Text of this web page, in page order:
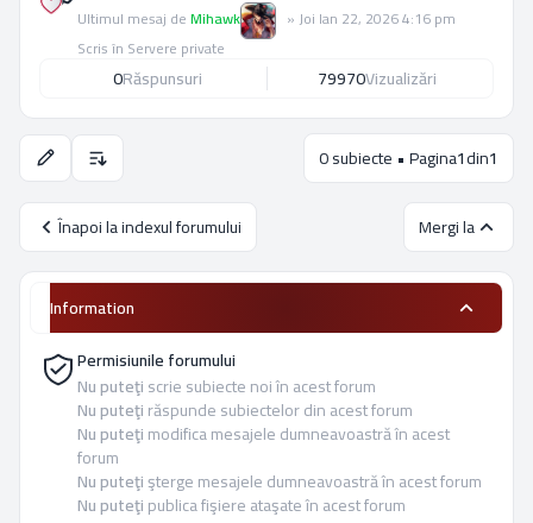
Ultimul mesaj deMihawk » Joi Ian 22, 2026 4:16 pm
Scris în Servere private
0Răspunsuri 79970Vizualizări
Opţiuni de sortare şi afişare. 0 subiecte • Pagina1din1
Înapoi la indexul forumului Mergi la
Information
Permisiunile forumului
Nu puteţiscrie subiecte noi în acest forum
Nu puteţirăspunde subiectelor din acest forum
Nu puteţimodifica mesajele dumneavoastră în acest
forum
Nu puteţişterge mesajele dumneavoastră în acest forum
Nu puteţipublica fişiere ataşate în acest forum